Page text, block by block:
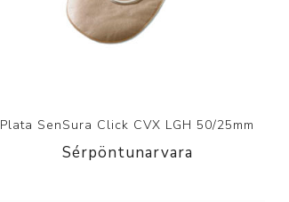
Plata SenSura Click CVX LGH 50/25mm
Sérpöntunarvara